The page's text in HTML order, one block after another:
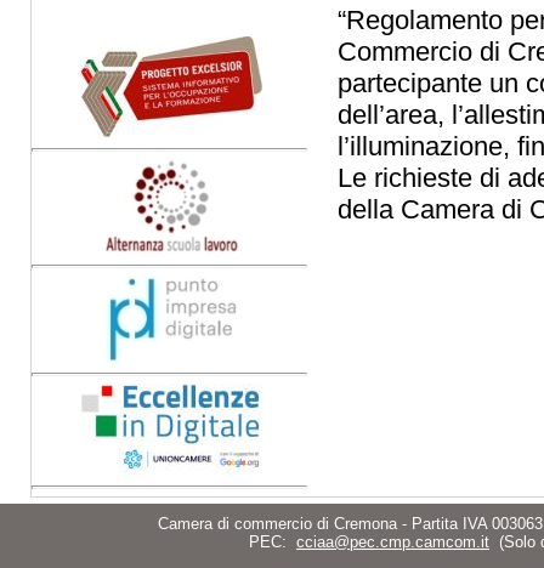
“Regolamento
Commercio di
partecipante un
dell’area,
l’illuminazione,
Le richieste di
della Camera di
Camera di commercio di Cremona - Partita IVA
PEC: cciaa@pec.cmp.camcom.it (Solo